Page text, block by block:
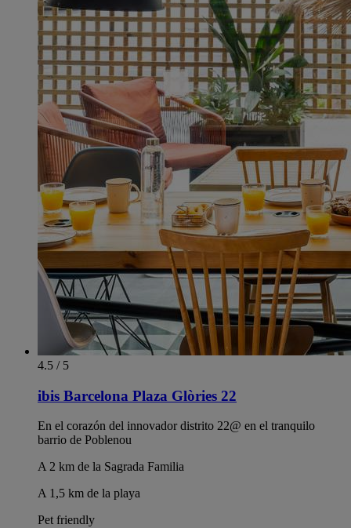
4.5 / 5
ibis Barcelona Plaza Glòries 22
En el corazón del innovador distrito 22@ en el tranquilo
barrio de Poblenou
A 2 km de la Sagrada Familia
A 1,5 km de la playa
Pet friendly